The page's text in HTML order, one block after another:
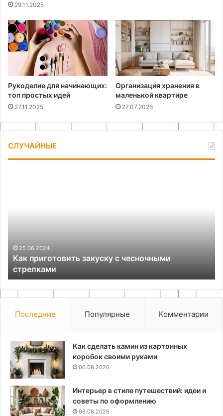
29.11.2025
Рукоделие для начинающих:
топ простых идей
27.11.2025
Организация хранения в
маленькой квартире
27.07.2026
СЛУЧАЙНЫЕ
25.06.2024
Как приготовить закуску с чесночными
стрелками
Последние Популярные Комментарии
Как сделать камин из картонных
коробок своими руками
06.08.2026
Интерьер в стиле путешествий: идеи и
советы по оформлению
06.08.2026